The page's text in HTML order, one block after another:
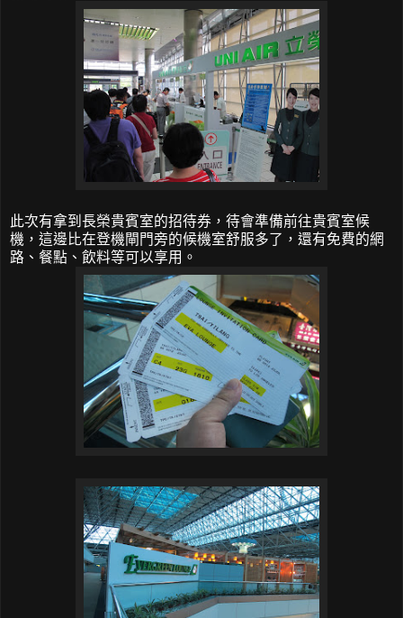
此次有拿到長榮貴賓室的招待券，待會準備前往貴賓室候
機，這邊比在登機閘門旁的候機室舒服多了，還有免費的網
路、餐點、飲料等可以享用。